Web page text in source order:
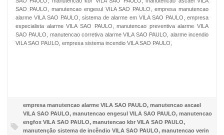
SAO PAULO, manutencao engesul VILA SAO PAULO, empresa manutencao
alarme VILA SAO PAULO, sistema de alarme em VILA SAO PAULO, empresa
especialista alarme VILA SAO PAULO, manutencao preventiva alarme VILA
SAO PAULO, manutencao corretiva alarme VILA SAO PAULO, alarme incendio
VILA SAO PAULO, empresa sistema incendio VILA SAO PAULO,
empresa manutencao alarme VILA SAO PAULO, manutencao ascael
VILA SAO PAULO, manutencao engesul VILA SAO PAULO, manutencao
engfox VILA SAO PAULO, manutencao kbr VILA SAO PAULO,
manutenção sistema de incêndio VILA SAO PAULO, manutencao verin